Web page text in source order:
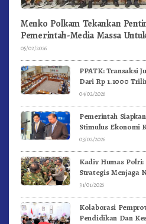
Menko Polkam Tekankan
Pemerintah-Media Massa
05/02/2026
PPATK: Transaksi
Dari Rp 1.1000
04/02/2026
Pemerintah
Stimulus Ekonomi
03/02/2026
Kadiv Humas
Strategis Menjaga
dan NKRI
31/01/2026
Kolaborasi
Pendidikan Dan